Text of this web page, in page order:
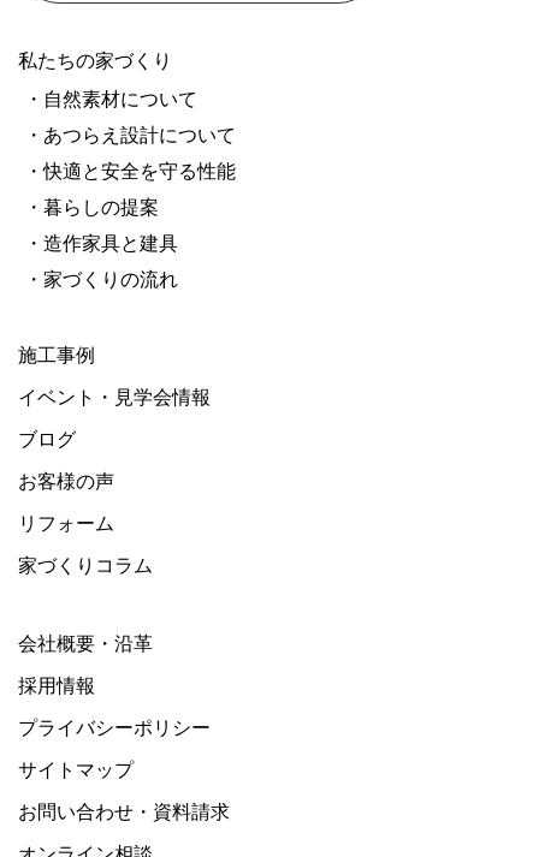
私たちの家づくり
・自然素材について
・あつらえ設計について
・快適と安全を守る性能
・暮らしの提案
・造作家具と建具
・家づくりの流れ
施工事例
イベント・見学会情報
ブログ
お客様の声
リフォーム
家づくりコラム
会社概要・沿革
採用情報
プライバシーポリシー
サイトマップ
お問い合わせ・資料請求